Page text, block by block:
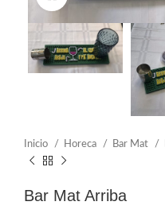
Inicio Horeca Bar Mat
Bar Mat Arriba